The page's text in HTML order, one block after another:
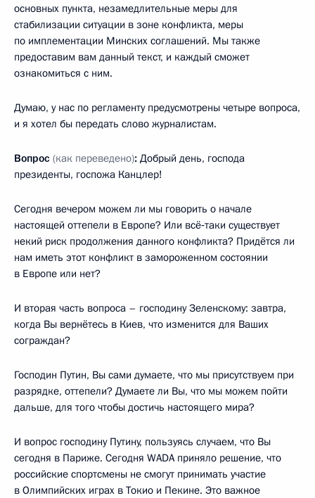
основных пункта, незамедлительные меры для
стабилизации ситуации в зоне конфликта, меры
по имплементации Минских соглашений. Мы также
предоставим вам данный текст, и каждый сможет
ознакомиться с ним.
Думаю, у нас по регламенту предусмотрены четыре вопроса,
и я хотел бы передать слово журналистам.
Вопрос (как переведено): Добрый день, господа
президенты, госпожа Канцлер!
Сегодня вечером можем ли мы говорить о начале
настоящей оттепели в Европе? Или всё‑таки существует
некий риск продолжения данного конфликта? Придётся ли
нам иметь этот конфликт в замороженном состоянии
в Европе или нет?
И вторая часть вопроса – господину Зеленскому: завтра,
когда Вы вернётесь в Киев, что изменится для Ваших
сограждан?
Господин Путин, Вы сами думаете, что мы присутствуем при
разрядке, оттепели? Думаете ли Вы, что мы можем пойти
дальше, для того чтобы достичь настоящего мира?
И вопрос господину Путину, пользуясь случаем, что Вы
сегодня в Париже. Сегодня WADA приняло решение, что
российские спортсмены не смогут принимать участие
в Олимпийских играх в Токио и Пекине. Это важное